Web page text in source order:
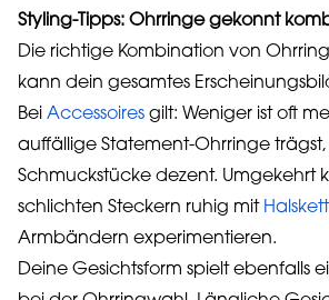
Styling-Tipps: Ohrringe gekonnt
Die richtige Kombination von
kann dein gesamtes
Bei Accessoires gilt: Weniger ist oft
auffällige Statement-Ohrringe
Schmuckstücke dezent. Umgekehrt
schlichten Steckern ruhig mit
Armbändern experimentieren.
Deine Gesichtsform spielt ebenfalls